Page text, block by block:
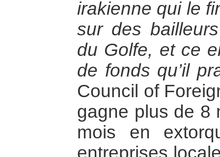
irakienne qui le
sur des
du Golfe, et ce
de fonds qu’il
Council of
gagne plus de 8
mois en
entreprises